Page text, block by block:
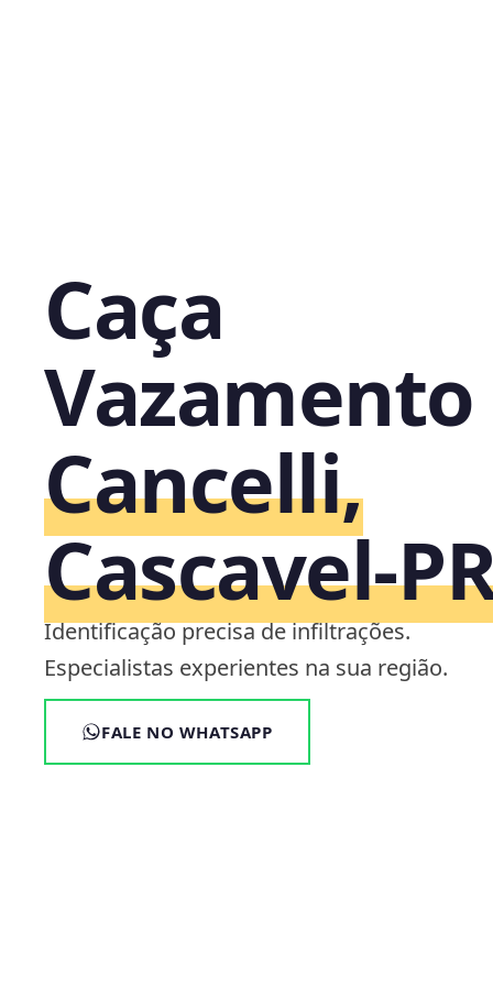
Caça
Cancelli,
Identificação precisa de infiltrações.
Especialistas experientes na sua região.
FALE NO WHATSAPP